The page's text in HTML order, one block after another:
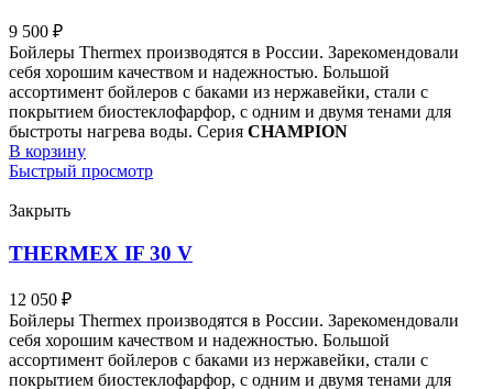
9 500 ₽
Бойлеры Thermex производятся в России. Зарекомендовали
себя хорошим качеством и надежностью. Большой
ассортимент бойлеров с баками из нержавейки, стали с
покрытием биостеклофарфор, с одним и двумя тенами для
быстроты нагрева воды. Серия CHAMPION
В корзину
Быстрый просмотр
Закрыть
THERMEX IF 30 V
12 050 ₽
Бойлеры Thermex производятся в России. Зарекомендовали
себя хорошим качеством и надежностью. Большой
ассортимент бойлеров с баками из нержавейки, стали с
покрытием биостеклофарфор, с одним и двумя тенами для